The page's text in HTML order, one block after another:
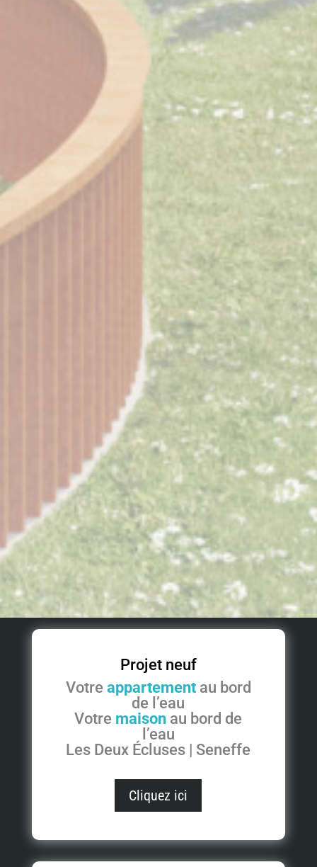
Projet neuf
Votre appartementau bord
de l’eau
Votre maison au bord de
l’eau
Les Deux Écluses | Seneffe
Cliquez ici